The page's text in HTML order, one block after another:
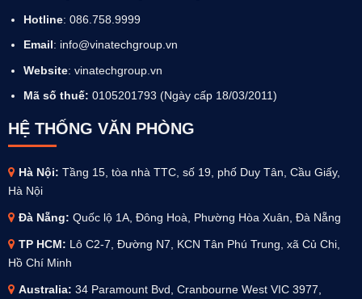
Hotline: 086.758.9999
Email: info@vinatechgroup.vn
Website: vinatechgroup.vn
Mã số thuế: 0105201793 (Ngày cấp 18/03/2011)
HỆ THỐNG VĂN PHÒNG
Hà Nội: Tầng 15, tòa nhà TTC, số 19, phố Duy Tân, Cầu Giấy,
Hà Nội
Đà Nẵng: Quốc lộ 1A, Đông Hoà, Phường Hòa Xuân, Đà Nẵng
TP HCM: Lô C2-7, Đường N7, KCN Tân Phú Trung, xã Củ Chi,
Hồ Chí Minh
Australia: 34 Paramount Bvd, Cranbourne West VIC 3977,